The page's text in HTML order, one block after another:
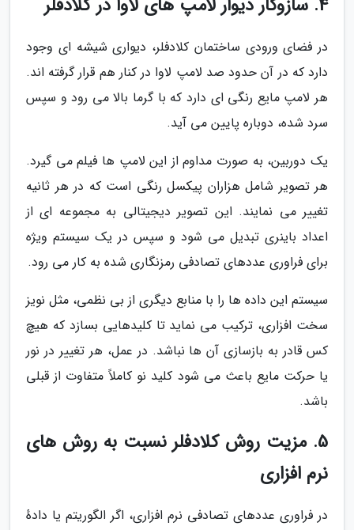
4. سازوکار دیوار لامپ های لاوا در کلادفلر
در فضای ورودی ساختمان کلادفلر، دیواری شیشه ای وجود
دارد که در آن حدود صد لامپ لاوا در کنار هم قرار گرفته اند.
هر لامپ مایع رنگی ای دارد که با گرما بالا می رود و سپس
سرد شده، دوباره پایین می آید.
یک دوربین، به صورت مداوم از این لامپ ها فیلم می گیرد.
هر تصویر شامل هزاران پیکسل رنگی است که در هر ثانیه
تغییر می نمایند. این تصویر دیجیتالی به مجموعه ای از
اعداد باینری تبدیل می شود و سپس در یک سیستم ویژه
برای فراوری عددهای تصادفی رمزنگاری شده به کار می رود.
سیستم این داده ها را با منابع دیگری از بی نظمی، مثل نویز
سخت افزاری، ترکیب می نماید تا کلیدهایی بسازد که هیچ
کس قادر به بازسازی آن ها نباشد. در عمل، هر تغییر در نور
یا حرکت مایع باعث می شود کلید نو کاملاً متفاوت از قبلی
باشد.
5. مزیت روش کلادفلر نسبت به روش های
نرم افزاری
در فراوری عددهای تصادفی نرم افزاری، اگر الگوریتم یا دادهٔ